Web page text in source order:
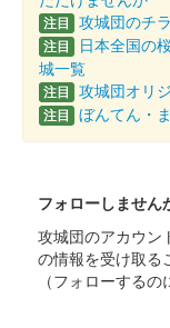
白石城 御
白石城 御
白石城開門30周年
手「白石城開門30
注目 攻城団のチ
注目
日本全国の
城一覧
注目 攻城団オリ
注目 ぼんてん・
フォローしません
攻城団のアカウン
の情報を受け取る
（フォローする